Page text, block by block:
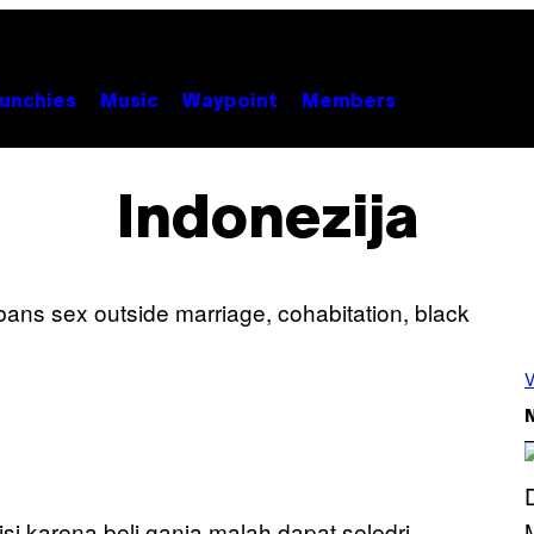
Music Waypoint Members
Indonezija